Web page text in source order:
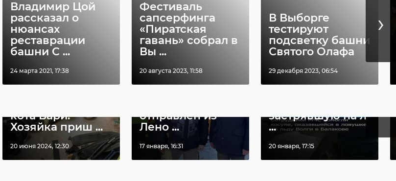
Владимир Цой
рассказал о
нюансах
реставрации
башни С ...
24 марта 2021, 17:38
Фестиваль
сапсерфинга
«Пиратская
гавань» собрал в
Вы ...
20 августа 2023, 11:58
В Выборге
тестируют
подсветку башни
Святого Олафа
29 декабря 2023, 06:54
›
кота Бари.
Хозяйка приш ...
20 июня 2024, 12:30
Очередной груз
отправлен из
Лено ...
17 января, 16:31
В Саратовской
застрявшую на л
...
20 января, 17:15